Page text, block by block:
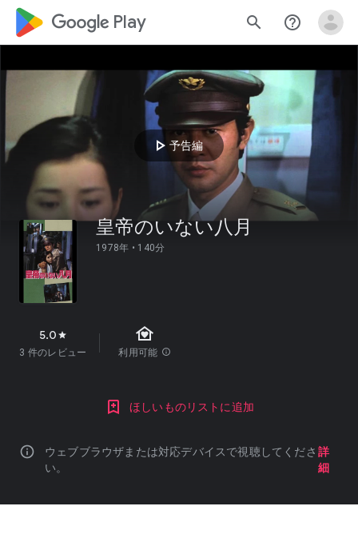
google_logo Play search help_outline
play_arrow 予告編
皇帝のいない八月
1978年 • 140分
5.0 star
3 件のレビュー
family_home
利用可能 info
ほしいものリストに追加
info
ウェブブラウザまたは対応デバイスで視聴してくださ
い。
詳
細